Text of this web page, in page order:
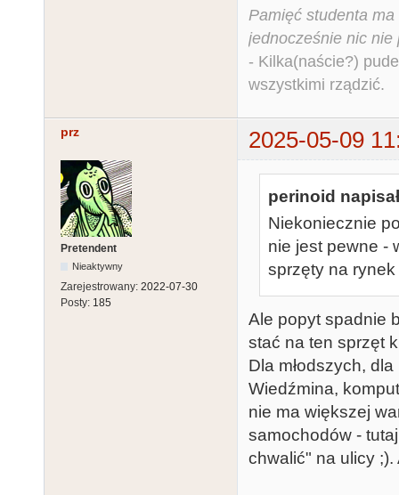
Pamięć studenta
jednocześnie nic nie
- Kilka(naście?)
wszystkimi rządzić.
prz 2025-05-09
Pretendent
Nieaktywny
Zarejestrowany: 2022-07-30
Posty: 185
perinoid
Niekoniecznie
nie jest pewne -
sprzęty na
Ale popyt spadnie
stać na ten sprzęt
Dla młodszych,
Wiedźmina,
nie ma większej
samochodów -
chwalić" na ulicy